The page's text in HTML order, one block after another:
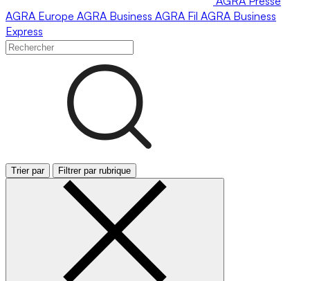
AGRA Europe AGRA Business AGRA Fil AGRA Business
Express
Trier par Filtrer par rubrique